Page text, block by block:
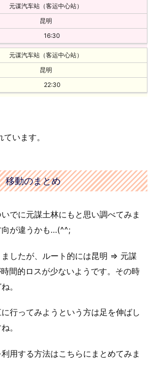
楚雄-昆明
楚雄客运站
58元
楚雄-昆明
楚雄-昆明
12:00
58元
楚雄南客运站
7:30
楚雄南客运站
中型中级
元谋汽车站（客运中心站）
昆明
16:30
元谋汽车站（客运中心站）
昆明
22:30
います。
動のまとめ
でに元謀土林にもと思い調べてみま
向が違うかも…(^^;
したが、ルート的には昆明 ⇒ 元謀
間的ロスが少ないようです。その時
。
行ってみようという方は足を伸ばし
。
用する方法はこちらにまとめてみま